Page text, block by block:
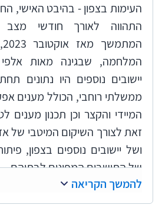
העימות בצפון - בהיבט האישי,
התהווה לאורך חודשי מצב
המלחמה, שבגינה מאות
יישובים נוספים היו נתונים
ממשלתי רוחבי, הכולל מענים
המיידי והקצר וכן תכנון מענים
זאת לצורך השיקום המיטבי של
ושל יישובים נוספים בצפון,
של התושבים המפונים לבתיהם.
ואולם, האחריות לגיבוש
הממשלתי הרוחבי בתושבים של
להמשך הקריאה